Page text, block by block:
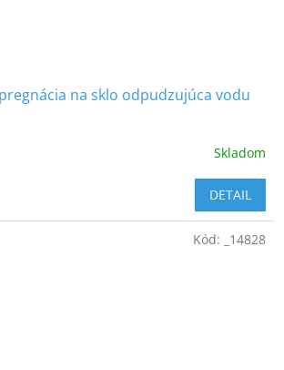
na sklo odpudzujúca vodu
Skladom
DETAIL
Kód: _14828